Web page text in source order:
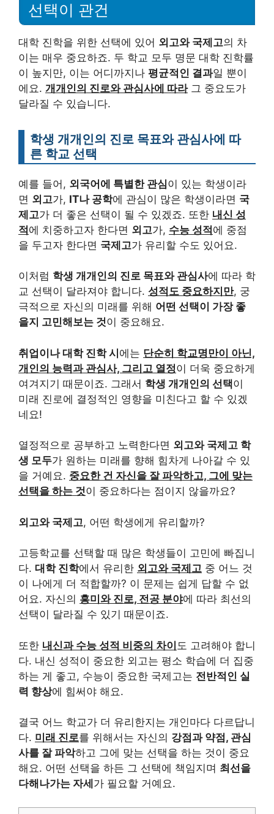
선택이 관건
대학 진학을 위한 선택에 있어 외고와 국제고의 차
이는 매우 중요하죠. 두 학교 모두 명문 대학 진학률
이 높지만, 이는 어디까지나 평균적인 결과일 뿐이
에요. 개개인의 진로와 관심사에 따라그 중요도가
달라질 수 있습니다.
학생 개개인의 진로 목표와 관심사에 따
른 학교 선택
예를 들어, 외국어에 특별한 관심이 있는 학생이라
면 외고가, IT나 공학에 관심이 많은 학생이라면 국
제고가 더 좋은 선택이 될 수 있겠죠. 또한 내신 성
적에 치중하고자 한다면 외고가, 수능 성적에 중점
을 두고자 한다면 국제고가 유리할 수도 있어요.
이처럼 학생 개개인의 진로 목표와 관심사에 따라 학
교 선택이 달라져야 합니다. 성적도 중요하지만, 궁
극적으로 자신의 미래를 위해 어떤 선택이 가장 좋
을지 고민해보는 것이 중요해요.
취업이나 대학 진학 시에는 단순히 학교명만이 아닌,
개인의 능력과 관심사, 그리고 열정이 더욱 중요하게
여겨지기 때문이죠. 그래서 학생 개개인의 선택이
미래 진로에 결정적인 영향을 미친다고 할 수 있겠
네요!
열정적으로 공부하고 노력한다면 외고와 국제고 학
생 모두가 원하는 미래를 향해 힘차게 나아갈 수 있
을 거예요. 중요한 건 자신을 잘 파악하고, 그에 맞는
선택을 하는 것이 중요하다는 점이지 않을까요?
외고와 국제고, 어떤 학생에게 유리할까?
고등학교를 선택할 때 많은 학생들이 고민에 빠집니
다. 대학 진학에서 유리한 외고와 국제고 중 어느 것
이 나에게 더 적합할까? 이 문제는 쉽게 답할 수 없
어요. 자신의 흥미와 진로, 전공 분야에 따라 최선의
선택이 달라질 수 있기 때문이죠.
또한 내신과 수능 성적 비중의 차이 도 고려해야 합니
다. 내신 성적이 중요한 외고는 평소 학습에 더 집중
하는 게 좋고, 수능이 중요한 국제고는 전반적인 실
력 향상에 힘써야 해요.
결국 어느 학교가 더 유리한지는 개인마다 다르답니
다. 미래 진로를 위해서는 자신의 강점과 약점, 관심
사를 잘 파악하고 그에 맞는 선택을 하는 것이 중요
해요. 어떤 선택을 하든 그 선택에 책임지며 최선을
다해나가는 자세 가 필요할 거예요.